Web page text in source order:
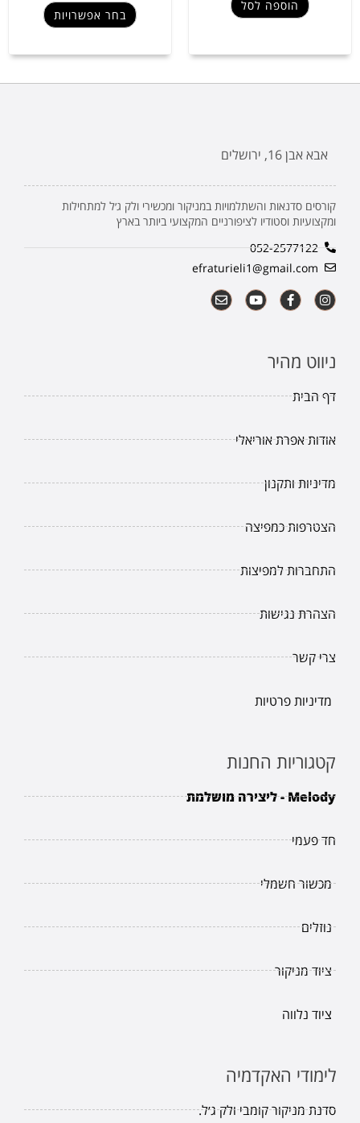
הוספה לסל
בחר אפשרויות
אבא אבן 16, ירושלים
קורסים סדנאות והשתלמויות במניקור ומכשירי ולק ג׳ל למתחילות
ומקצועיות וסטודיו לציפורניים המקצועי ביותר בארץ
052-2577122
efraturieli1@gmail.com
ניווט מהיר
דף הבית
אודות אפרת אוריאלי
מדיניות ותקנון
הצטרפות כמפיצה
התחברות למפיצות
הצהרת נגישות
צרי קשר
מדיניות פרטיות
קטגוריות החנות
Melody - ליצירה מושלמת
חד פעמי
מכשור חשמלי
נוזלים
ציוד מניקור
ציוד נלווה
לימודי האקדמיה
סדנת מניקור קומבי ולק ג׳ל.